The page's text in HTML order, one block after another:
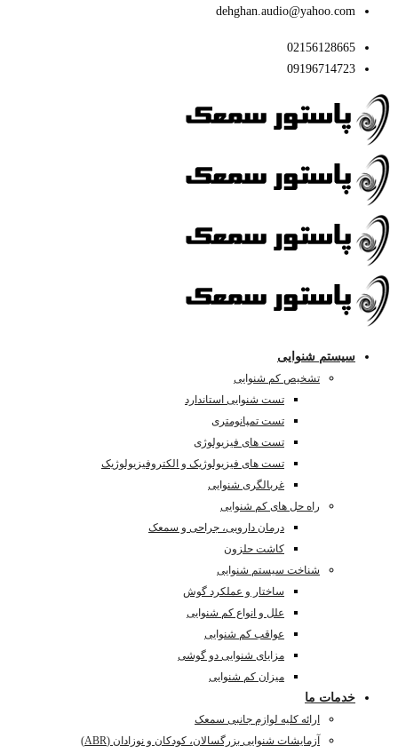
dehghan.audio@yahoo.com
02156128665
09196714723
سیستم شنوایی
تشخیص کم شنوایی
تست شنوایی استاندارد
تست تمپانومتری
تست های فیزیولوژی
تست های فیزیولوژیک و الکتروفیزیولوژیک
غربالگری شنوایی
راه حل های کم شنوایی
درمان دارویی، جراحی و سمعک
کاشت حلزون
شناخت سیستم شنوایی
ساختار و عملکرد گوش
علل و انواع کم شنوایی
عواقب کم شنوایی
مزایای شنوایی دو گوشی
میزان کم شنوایی
خدمات ما
ارائه کلیه لوازم جانبی سمعک
آزمایشات شنوایی بزرگسالان، کودکان و نوزادان (ABR)